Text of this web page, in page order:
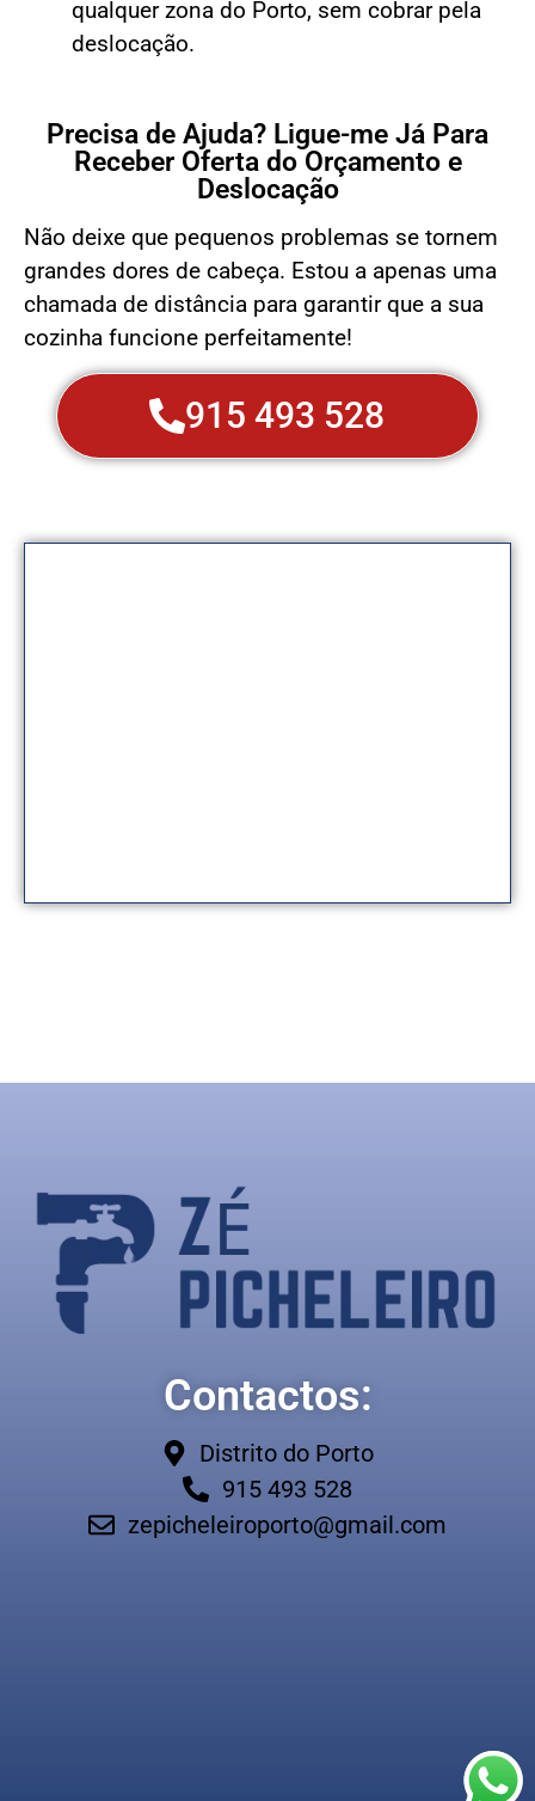
qualquer zona do Porto, sem cobrar pela
deslocação.
Precisa de Ajuda? Ligue-me Já Para
Receber Oferta do Orçamento e
Deslocação
Não deixe que pequenos problemas se tornem
grandes dores de cabeça. Estou a apenas uma
chamada de distância para garantir que a sua
cozinha funcione perfeitamente!
915 493 528
Contactos:
Distrito do Porto
915 493 528
zepicheleiroporto@gmail.com